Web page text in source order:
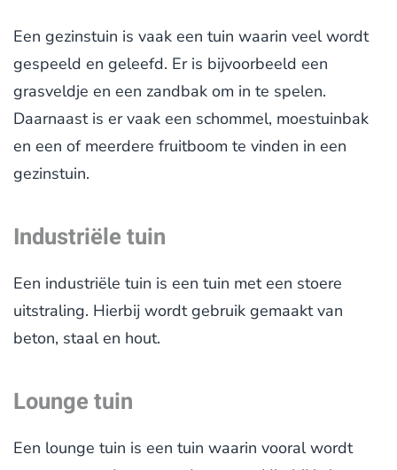
Een gezinstuin is vaak een tuin waarin veel wordt
gespeeld en geleefd. Er is bijvoorbeeld een
grasveldje en een zandbak om in te spelen.
Daarnaast is er vaak een schommel, moestuinbak
en een of meerdere fruitboom te vinden in een
gezinstuin.
Industriële tuin
Een industriële tuin is een tuin met een stoere
uitstraling. Hierbij wordt gebruik gemaakt van
beton, staal en hout.
Lounge tuin
Een lounge tuin is een tuin waarin vooral wordt